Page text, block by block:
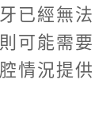
已經無法
可能需要
情況提供